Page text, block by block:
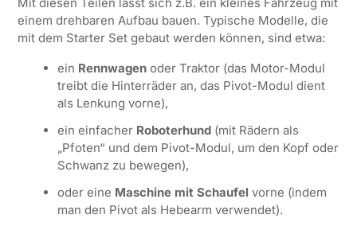
einem drehbaren Aufbau bauen. Typische Modelle, die
mit dem Starter Set gebaut werden können, sind etwa:
ein Rennwagenoder Traktor (das Motor-Modul
treibt die Hinterräder an, das Pivot-Modul dient
als Lenkung vorne),
ein einfacher Roboterhund(mit Rädern als
„Pfoten“ und dem Pivot-Modul, um den Kopf oder
Schwanz zu bewegen),
oder eine Maschine mit Schaufel vorne (indem
man den Pivot als Hebearm verwendet).